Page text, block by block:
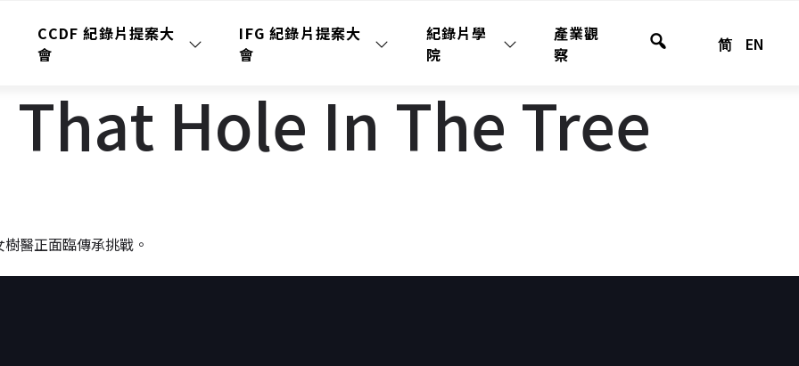
CCDF 紀錄片提案大
會
IFG 紀錄片提案大
會
紀錄片學
院
產業觀
察
全
简 EN
That Hole In The Tree
醫正面臨傳承挑戰。